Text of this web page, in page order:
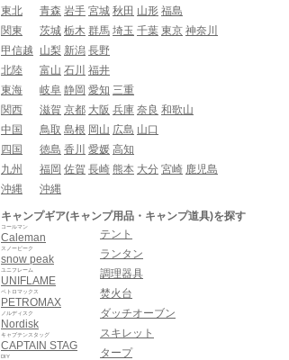
東北
青森 岩手 宮城 秋田 山形 福島
関東
茨城 栃木 群馬 埼玉 千葉 東京 神奈川
甲信越
山梨 新潟 長野
北陸
富山 石川 福井
東海
岐阜 静岡 愛知 三重
関西
滋賀 京都 大阪 兵庫 奈良 和歌山
中国
鳥取 島根 岡山 広島 山口
四国
徳島 香川 愛媛 高知
九州
福岡 佐賀 長崎 熊本 大分 宮崎 鹿児島
沖縄
沖縄
キャンプギア(キャンプ用品・キャンプ道具)を探す
Caleman
コールマン
snow peak
スノーピーク
UNIFLAME
ユニフレーム
PETROMAX
ペトロマックス
Nordisk
ノルディスク
CAPTAIN STAG
キャプテンスタッグ
DIY
テント
ランタン
調理器具
焚火台
ダッチオーブン
スキレット
タープ